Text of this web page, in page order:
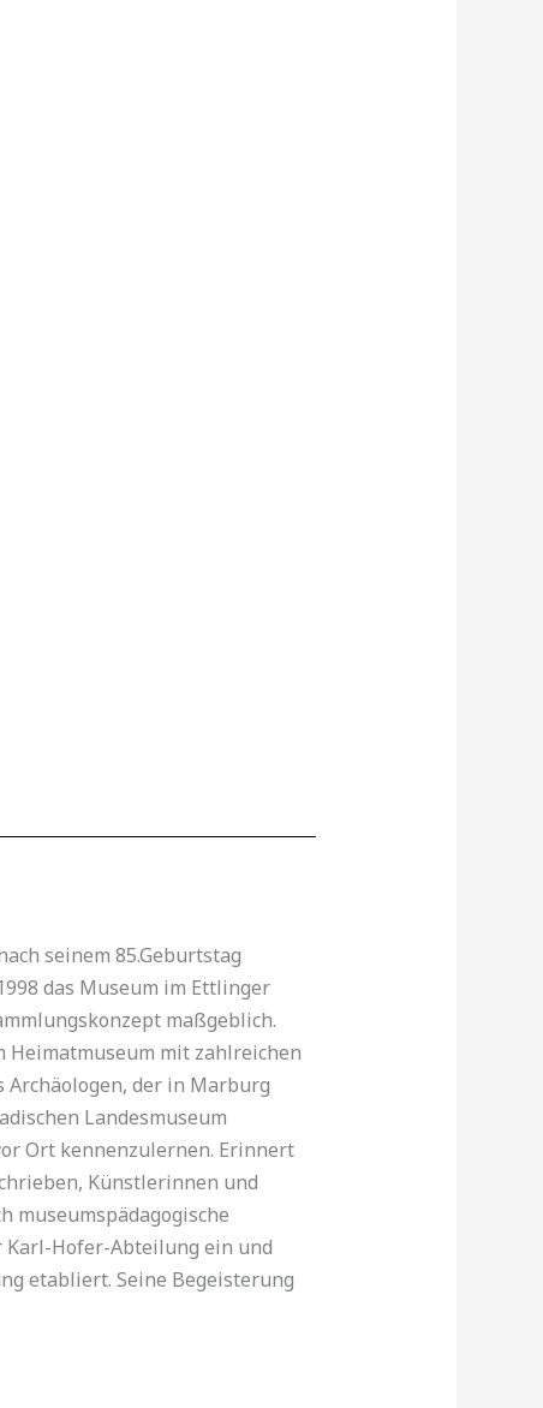
seinem 85.Geburtstag
das Museum im Ettlinger
maßgeblich.
Heimatmuseum mit zahlreichen
Archäologen, der in Marburg
Landesmuseum
Ort kennenzulernen. Erinnert
Künstlerinnen und
museumspädagogische
Karl-Hofer-Abteilung ein und
etabliert. Seine Begeisterung